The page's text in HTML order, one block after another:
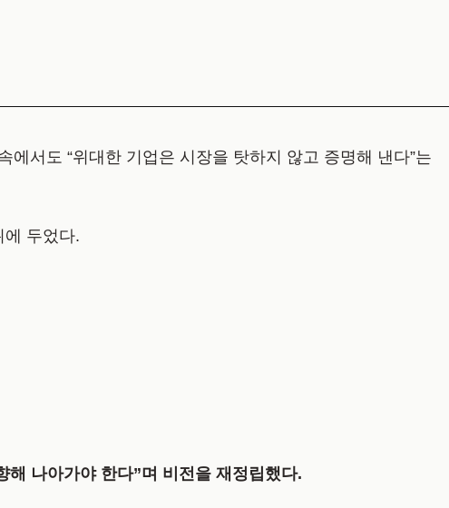
에서도 “위대한 기업은 시장을 탓하지 않고 증명해 낸다”는
에 두었다.
해 나아가야 한다”며 비전을 재정립했다.